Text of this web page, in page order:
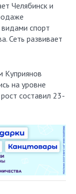
Челябинск и
спорт
Сеть развивает
Куприянов
на уровне
составил 23-